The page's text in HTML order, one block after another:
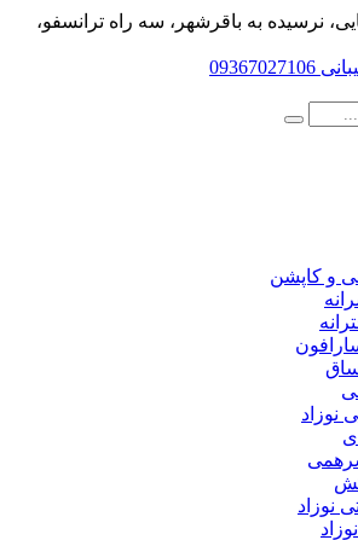
نرسیده به باقرشهر، سه راه ترانسفو،
و کاپشن
نوزاد